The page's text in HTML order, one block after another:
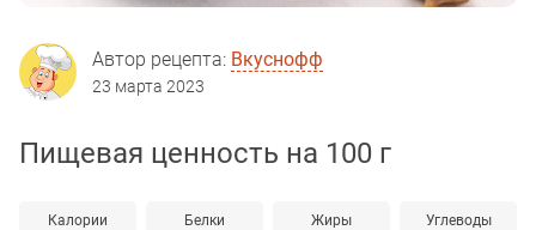
Автор рецепта: Вкуснофф
23 марта 2023
Пищевая ценность на 100 г
Калории Белки Жиры Углеводы